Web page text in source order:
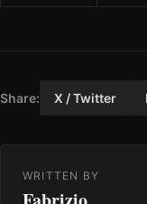
Share: X / Twitter
WRITTEN BY